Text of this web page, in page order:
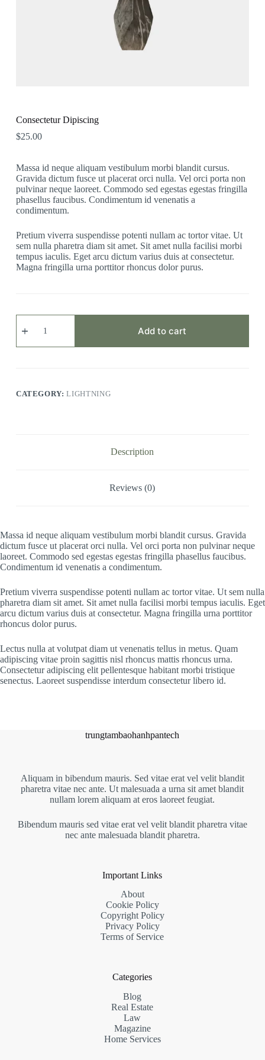
Consectetur Dipiscing
$25.00
Massa id neque aliquam vestibulum morbi blandit cursus.
Gravida dictum fusce ut placerat orci nulla. Vel orci porta non
pulvinar neque laoreet. Commodo sed egestas egestas fringilla
phasellus faucibus. Condimentum id venenatis a
condimentum.
Pretium viverra suspendisse potenti nullam ac tortor vitae. Ut
sem nulla pharetra diam sit amet. Sit amet nulla facilisi morbi
tempus iaculis. Eget arcu dictum varius duis at consectetur.
Magna fringilla urna porttitor rhoncus dolor purus.
Consectetur
Dipiscing
Add to cart
CATEGORY:LIGHTNING
Description
Reviews (0)
Massa id neque aliquam vestibulum morbi blandit cursus. Gravida
dictum fusce ut placerat orci nulla. Vel orci porta non pulvinar neque
laoreet. Commodo sed egestas egestas fringilla phasellus faucibus.
Condimentum id venenatis a condimentum.
Pretium viverra suspendisse potenti nullam ac tortor vitae. Ut sem nulla
pharetra diam sit amet. Sit amet nulla facilisi morbi tempus iaculis. Eget
arcu dictum varius duis at consectetur. Magna fringilla urna porttitor
rhoncus dolor purus.
Lectus nulla at volutpat diam ut venenatis tellus in metus. Quam
adipiscing vitae proin sagittis nisl rhoncus mattis rhoncus urna.
Consectetur adipiscing elit pellentesque habitant morbi tristique
senectus. Laoreet suspendisse interdum consectetur libero id.
trungtambaohanhpantech
Aliquam in bibendum mauris. Sed vitae erat vel velit blandit
pharetra vitae nec ante. Ut malesuada a urna sit amet blandit
nullam lorem aliquam at eros laoreet feugiat.
Bibendum mauris sed vitae erat vel velit blandit pharetra vitae
nec ante malesuada blandit pharetra.
Important Links
About
Cookie Policy
Copyright Policy
Privacy Policy
Terms of Service
Categories
Blog
Real Estate
Law
Magazine
Home Services